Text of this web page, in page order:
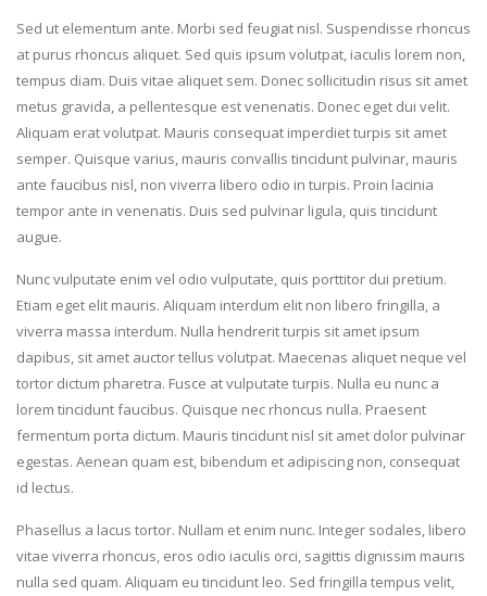
Sed ut elementum ante. Morbi sed feugiat nisl. Suspendisse rhoncus
at purus rhoncus aliquet. Sed quis ipsum volutpat, iaculis lorem non,
tempus diam. Duis vitae aliquet sem. Donec sollicitudin risus sit amet
metus gravida, a pellentesque est venenatis. Donec eget dui velit.
Aliquam erat volutpat. Mauris consequat imperdiet turpis sit amet
semper. Quisque varius, mauris convallis tincidunt pulvinar, mauris
ante faucibus nisl, non viverra libero odio in turpis. Proin lacinia
tempor ante in venenatis. Duis sed pulvinar ligula, quis tincidunt
augue.
Nunc vulputate enim vel odio vulputate, quis porttitor dui pretium.
Etiam eget elit mauris. Aliquam interdum elit non libero fringilla, a
viverra massa interdum. Nulla hendrerit turpis sit amet ipsum
dapibus, sit amet auctor tellus volutpat. Maecenas aliquet neque vel
tortor dictum pharetra. Fusce at vulputate turpis. Nulla eu nunc a
lorem tincidunt faucibus. Quisque nec rhoncus nulla. Praesent
fermentum porta dictum. Mauris tincidunt nisl sit amet dolor pulvinar
egestas. Aenean quam est, bibendum et adipiscing non, consequat
id lectus.
Phasellus a lacus tortor. Nullam et enim nunc. Integer sodales, libero
vitae viverra rhoncus, eros odio iaculis orci, sagittis dignissim mauris
nulla sed quam. Aliquam eu tincidunt leo. Sed fringilla tempus velit,